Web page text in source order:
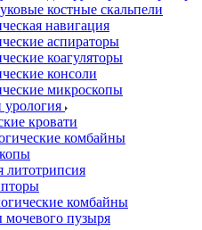
костные скальпели
навигация
аспираторы
коагуляторы
консоли
микроскопы
урология
кровати
комбайны
литотрипсия
комбайны
мочевого пузыря